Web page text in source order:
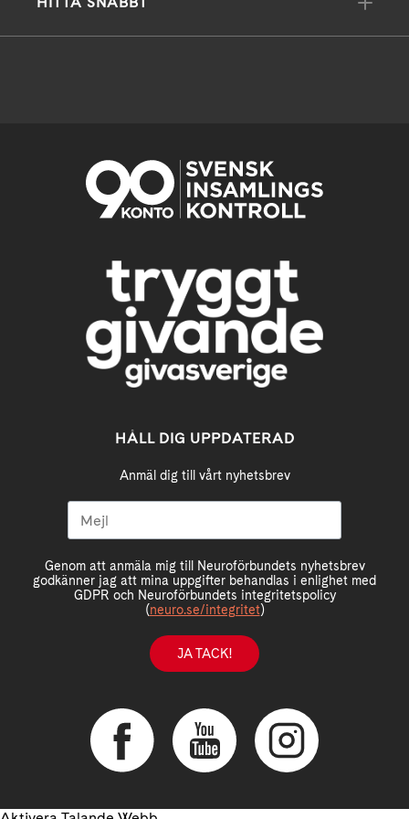
HÅLL DIG UPPDATERAD
Anmäl dig till vårt nyhetsbrev
Genom att anmäla mig till Neuroförbundets nyhetsbrev
godkänner jag att mina uppgifter behandlas i enlighet med
GDPR och Neuroförbundets integritetspolicy
(neuro.se/integritet)
JA TACK!